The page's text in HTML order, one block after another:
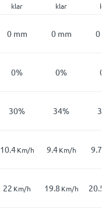
klar klar
0 mm 0 mm 0
0% 0%
30% 34%
10.4Km/h 9.4Km/h 9.7
22 Km/h 19.8 Km/h